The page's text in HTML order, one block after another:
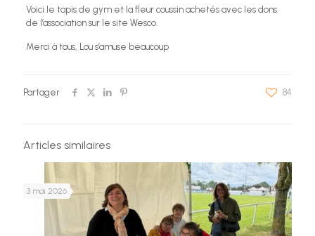
Voici le tapis de gym et la fleur coussin achetés avec les dons
de l’association sur le site Wesco.
Merci à tous, Lou s’amuse beaucoup
Partager 84
Articles similaires
3 mai 2026